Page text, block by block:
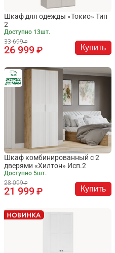
Шкаф для одежды «Токио» Тип
2
Доступно 13шт.
33 699
26 999 Купить
Шкаф комбинированный с 2
дверями «Хилтон» Исп.2
Доступно 5шт.
28 099
21 999 Купить